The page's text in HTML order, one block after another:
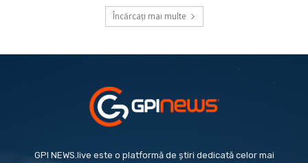
Încărcați mai multe
GPI NEWS.live este o platformă de știri dedicată celor mai